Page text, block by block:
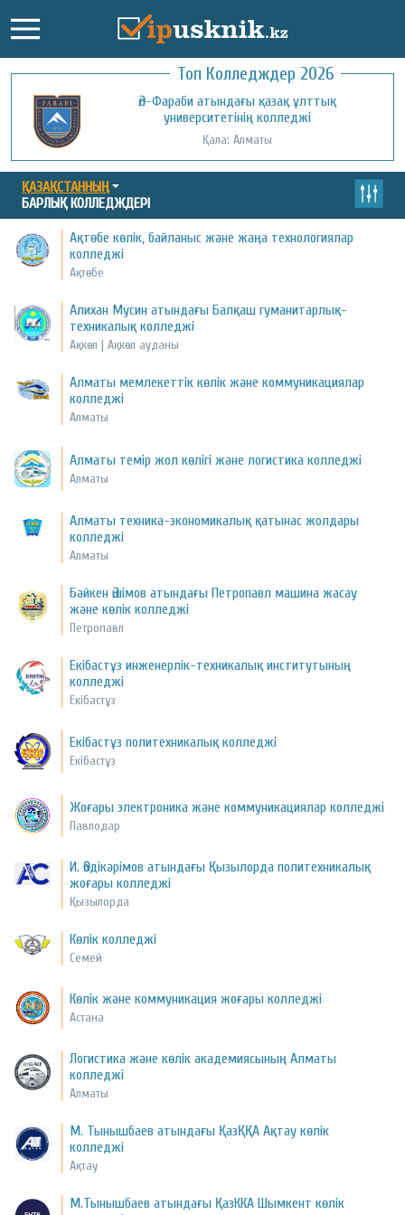
Топ Колледждер 2026
Әл-Фараби атындағы қазақ ұлттық
университетінің колледжі
Қала: Алматы
ҚАЗАҚСТАННЫҢ
БАРЛЫҚ КОЛЛЕДЖДЕРІ
Ақтөбе көлік, байланыс және жаңа технологиялар
колледжі
Ақтөбе
Алихан Мусин атындағы Балқаш гуманитарлық-
техникалық колледжі
Ақкөл | Ақкөл ауданы
Алматы мемлекеттік көлік және коммуникациялар
колледжі
Алматы
Алматы темір жол көлігі және логистика колледжі
Алматы
Алматы техника-экономикалық қатынас жолдары
колледжі
Алматы
Бәйкен Әшімов атындағы Петропавл машина жасау
және көлік колледжі
Петропавл
Екібастұз инженерлік-техникалық институтының
колледжі
Екібастұз
Екібастұз политехникалық колледжі
Екібастұз
Жоғары электроника және коммуникациялар колледжі
Павлодар
И. Әбдікәрімов атындағы Қызылорда политехникалық
жоғары колледжі
Қызылорда
Көлік колледжі
Семей
Көлік және коммуникация жоғары колледжі
Астана
Логистика және көлік академиясының Алматы
колледжі
Алматы
М. Тынышбаев атындағы ҚазҚҚА Ақтау көлік
колледжі
Ақтау
М.Тынышбаев атындағы ҚазККА Шымкент көлік